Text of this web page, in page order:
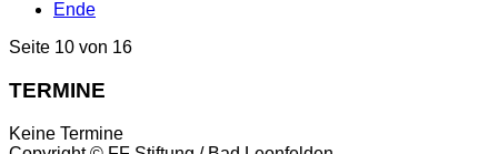
Ende
Seite 10 von 16
TERMINE
Keine Termine